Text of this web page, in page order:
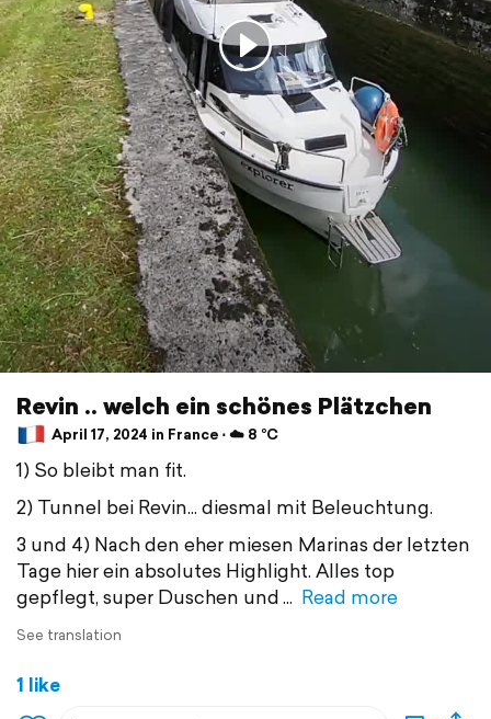
Revin .. welch ein schönes Plätzchen
April 17, 2024 in France ⋅ ☁️ 8 °C
1) So bleibt man fit.
2) Tunnel bei Revin... diesmal mit Beleuchtung.
3 und 4) Nach den eher miesen Marinas der letzten
Tage hier ein absolutes Highlight. Alles top
gepflegt, super Duschen und
Read more
See translation
1 like